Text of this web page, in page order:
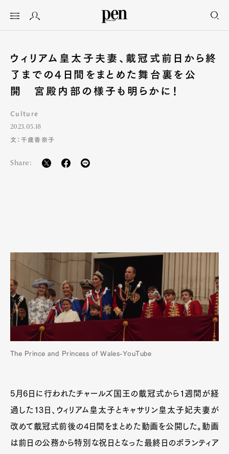
ウィリアム皇太子夫妻、戴冠式前日から終
了までの4日間をまとめた舞台裏を公
開 宮殿内部の様子も明らかに！
Culture
2023.05.18
文：千歳香奈子
Share:
The Prince and Princess of Wales-YouTube
5月6日に行われたチャールズ国王の戴冠式から1週間が経
過した13日、ウィリアム皇太子とキャサリン皇太子妃夫妻が
改めて戴冠式前後の4日間をまとめた動画を公開した。動画
は前日の公務から特別な祝日となった最終日のボランティア